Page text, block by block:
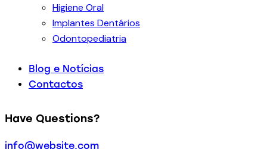
Higiene Oral
Implantes Dentários
Odontopediatria
Blog e Notícias
Contactos
Have Questions?
info@website.com